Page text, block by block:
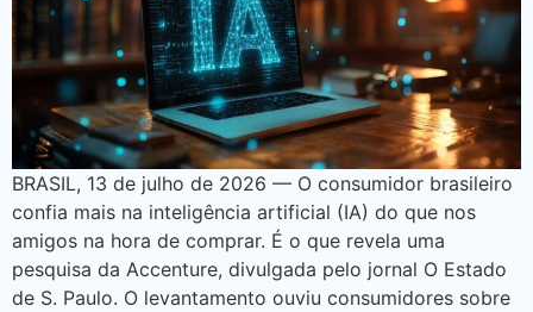
BRASIL, 13 de julho de 2026 — O consumidor brasileiro
confia mais na inteligência artificial (IA) do que nos
amigos na hora de comprar. É o que revela uma
pesquisa da Accenture, divulgada pelo jornal O Estado
de S. Paulo. O levantamento ouviu consumidores sobre